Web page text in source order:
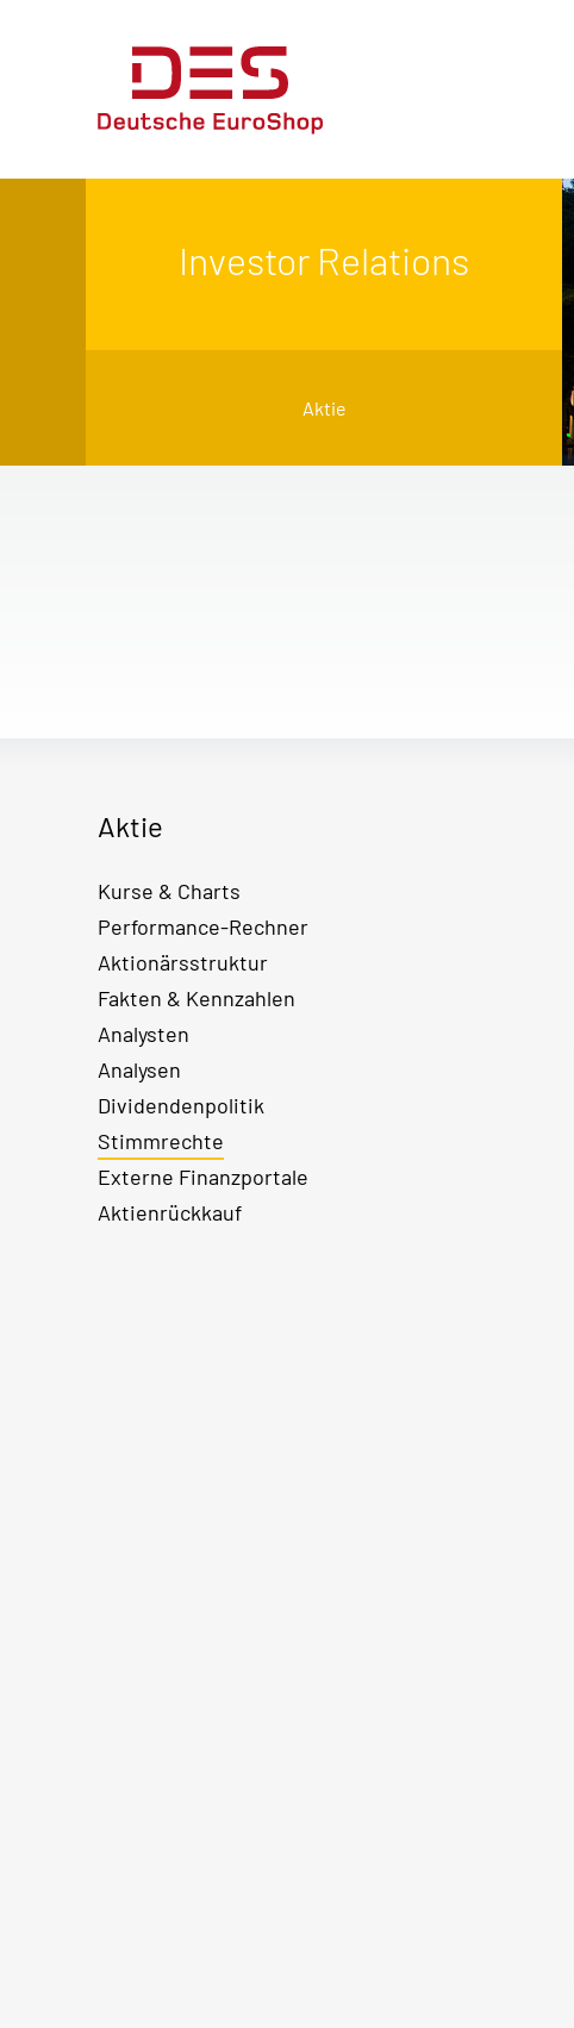
Investor Relations
Aktie
Aktie
Kurse & Charts
Performance-Rechner
Aktionärsstruktur
Fakten & Kennzahlen
Analysten
Analysen
Dividendenpolitik
Stimmrechte
Externe Finanzportale
Aktienrückkauf